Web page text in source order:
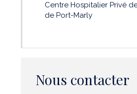
Centre Hospitalier Privé
de Port-Marly
Nous contacter